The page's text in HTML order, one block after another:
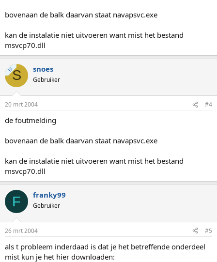
bovenaan de balk daarvan staat navapsvc.exe
kan de instalatie niet uitvoeren want mist het bestand
msvcp70.dll
TSS snoes
Gebruiker
20 mrt 2004 #4
de foutmelding
bovenaan de balk daarvan staat navapsvc.exe
kan de instalatie niet uitvoeren want mist het bestand
msvcp70.dll
F franky99
Gebruiker
26 mrt 2004 #5
als t probleem inderdaad is dat je het betreffende onderdeel
mist kun je het hier downloaden: